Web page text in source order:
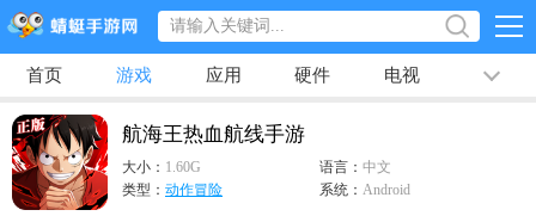
首页 游戏 应用 硬件 电视 排行榜
专题
航海王热血航线手游
大小： 1.60G 语言： 中文
类型： 动作冒险 系统： Android